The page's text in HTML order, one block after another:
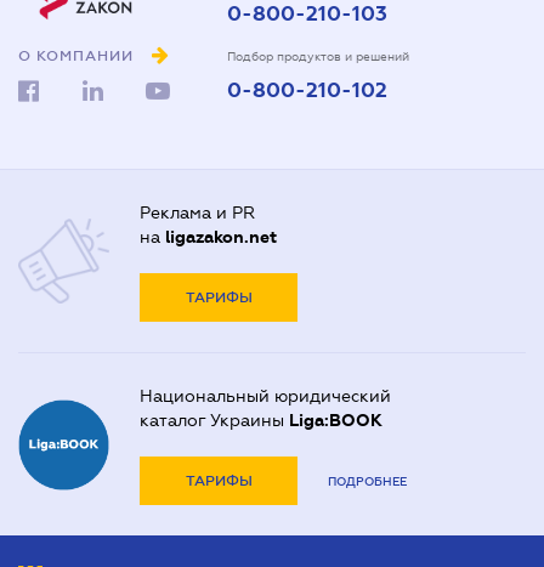
О КОМПАНИИ
0-800-210-103
Подбор продуктов и решений
0-800-210-102
Реклама и PR
на ligazakon.net
ТАРИФЫ
Национальный юридический
каталог Украины Liga:BOOK
ТАРИФЫ ПОДРОБНЕЕ